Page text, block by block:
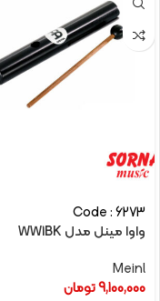
Code : 6273
واوا مینل مدل WW1BK
Meinl
9,100,000تومان